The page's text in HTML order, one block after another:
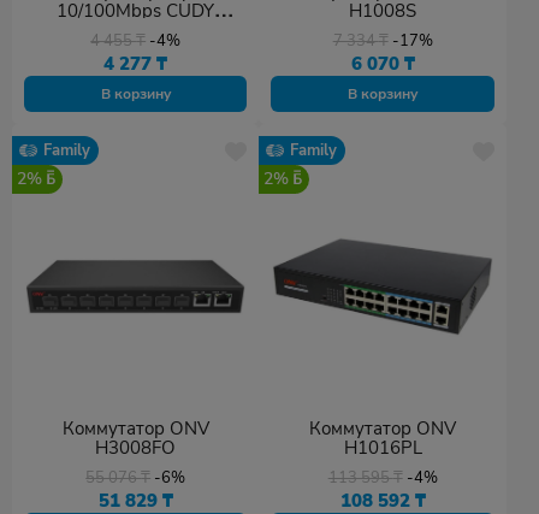
10/100Mbps CUDY
FS108D
4 455₸ -4%
4 277₸
В корзину
H1008S
7 334₸ -17%
6 070 ₸
В корзину
Family
2%
Коммутатор ONV
H3008FO
55 076₸ -6%
51 829 ₸
Family
2%
Коммутатор ONV
H1016PL
113 595₸ -4%
108 592 ₸